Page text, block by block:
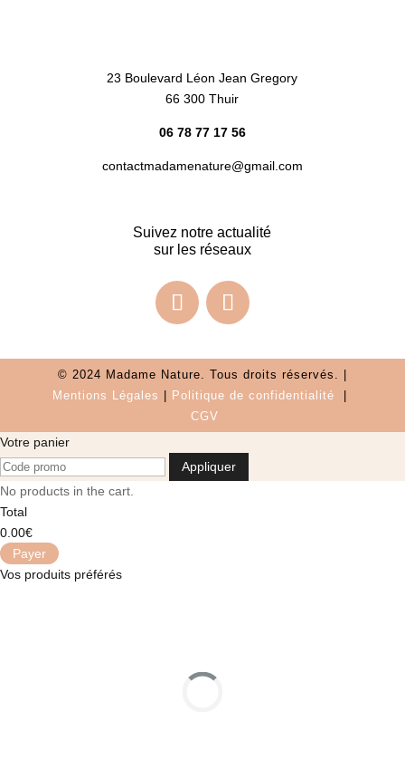
23 Boulevard Léon Jean Gregory
66 300 Thuir
06 78 77 17 56
contactmadamenature@gmail.com
Suivez notre actualité
sur les réseaux
© 2024 Madame Nature. Tous droits réservés. |
Mentions Légales
Politique de confidentialité
CGV
Votre panier
Appliquer
No products in the cart.
Total
0.00€
Payer
Vos produits préférés